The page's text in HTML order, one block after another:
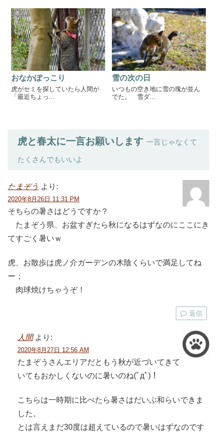
虎ノ介
おなかぽっこり
虎がセミを探していたら人間が
「最近ちょっ...
虎ノ介
雪の次の日
いつもの空き地に雪の塊が並ん
でた。 雪ダ...
虎と春太に一言お願いします 一言じゃなくて
たくさんでもいいよ
たまぞう より:
2020年8月26日 11:31 PM
そちらの暑さはどうですか？
たまぞう県、お盆すぎたら秋になるはずなのにここにき
てすごく暑いｗ
虎、お散歩は虎ノ介ガーデンの木陰くらいで満足してね
ー；
肉球焼けちゃうぞ！
返信
人間 より:
2020年8月27日 12:56 AM
たまぞうさんエリアだともう秋が近づいてきて
いてもおかしくないのに暑いのね(ﾟдﾟ)！
こちらは一時期に比べたら暑さはだいぶ和らいできま
した。
とは言えまだ30度は超えているので暑いはずなのです